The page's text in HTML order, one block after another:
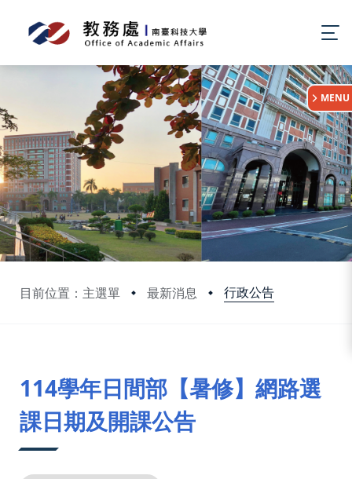
目前位置：主選單 最新消息 行政公告
:::
MENU
114學年日間部【暑修】網路選
課日期及開課公告